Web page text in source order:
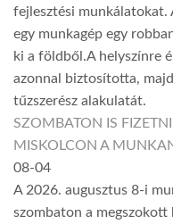
fejlesztési munkálatokat.
egy munkagép egy
ki a földből.A helyszínre
azonnal biztosította,
tűzszerész alakulatát.
SZOMBATON IS
MISKOLCON A
08-04
A 2026. augusztus 8-i
szombaton a